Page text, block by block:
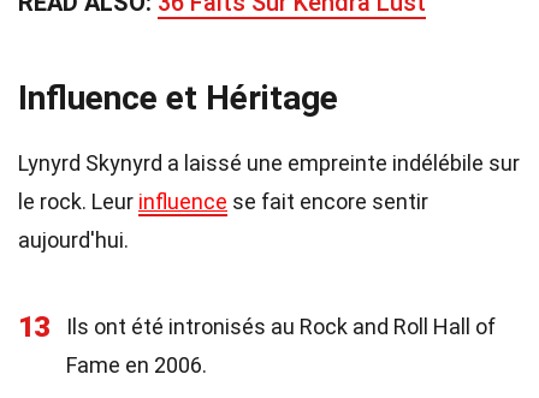
Influence et Héritage
Lynyrd Skynyrd a laissé une empreinte indélébile sur
le rock. Leur influence se fait encore sentir
aujourd'hui.
13
Ils ont été intronisés au Rock and Roll Hall of
Fame en 2006.